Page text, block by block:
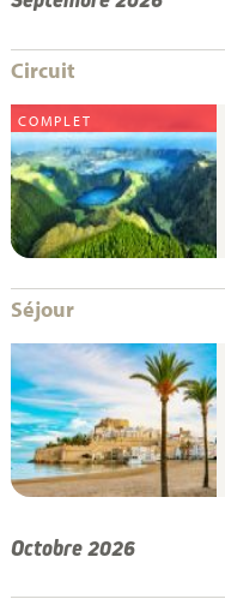
Circuit
COMPLET
Séjour
Octobre 2026